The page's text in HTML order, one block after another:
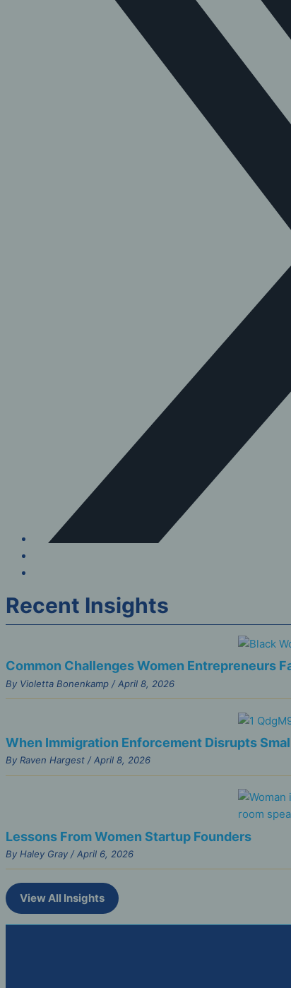
Recent Insights
Common Challenges Women Entrepreneurs
By Violetta Bonenkamp / April 8, 2026
When Immigration Enforcement Disrupts
By Raven Hargest / April 8, 2026
Lessons From Women Startup Founders
By Haley Gray / April 6, 2026
View All Insights